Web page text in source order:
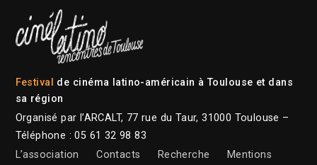
Festival de cinéma latino-américain à Toulouse et dans
sa région
Organisé par l’ARCALT, 77 rue du Taur, 31000 Toulouse –
Téléphone : 05 61 32 98 83
L’association
Contacts Recherche
Mentions